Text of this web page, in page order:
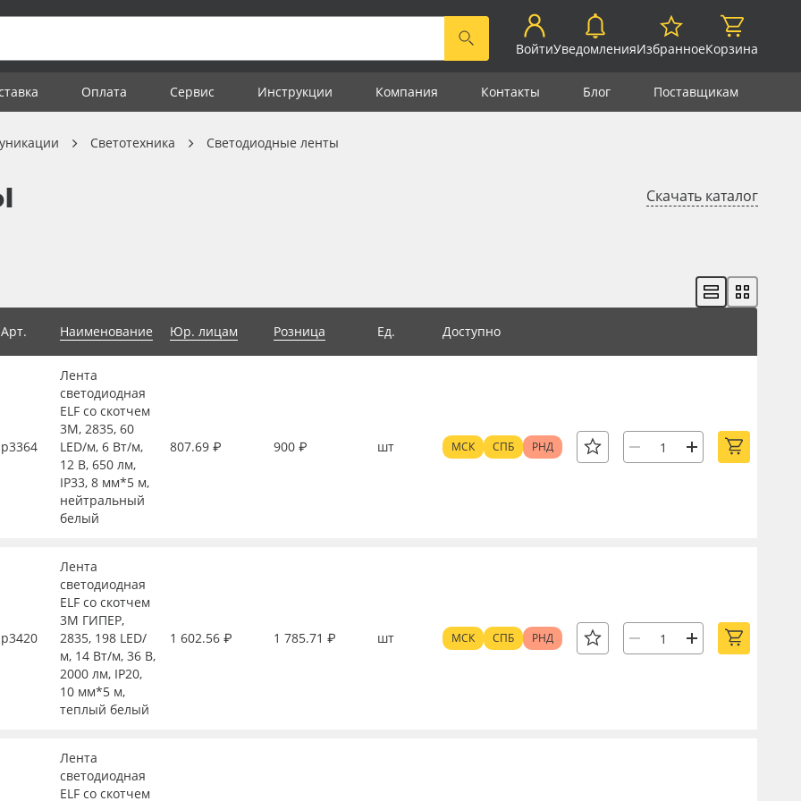
ВойтиУведомленияИзбранноеКорзина
Оплата Сервис Инструкции Компания Контакты Блог Поставщикам
Светотехника Светодиодные ленты
Скачать каталог
Арт. Наименование Юр. лицам Розница Ед. Доступно
р3364
Лента
светодиодная
ELF со скотчем
3М, 2835, 60
LED/м, 6 Вт/м,
12 В, 650 лм,
IP33, 8 мм*5 м,
нейтральный
белый
807.69 ₽ 900 ₽ шт МСК СПБ РНД
р3420
Лента
светодиодная
ELF со скотчем
3М ГИПЕР,
2835, 198 LED/
м, 14 Вт/м, 36 В,
2000 лм, IP20,
10 мм*5 м,
теплый белый
1 602.56 ₽ 1 785.71 ₽ шт МСК СПБ РНД
Лента
светодиодная
ELF со скотчем